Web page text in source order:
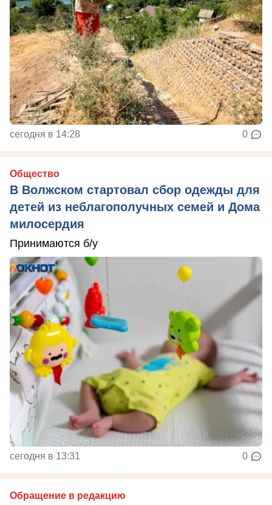
сегодня в 14:28 0
Общество
В Волжском стартовал сбор одежды для
детей из неблагополучных семей и Дома
милосердия
Принимаются б/у
сегодня в 13:31 0
Обращение в редакцию